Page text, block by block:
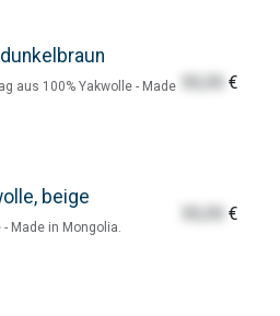
aus 100% Yakwolle - Made
€
beige
Made in Mongolia.
€